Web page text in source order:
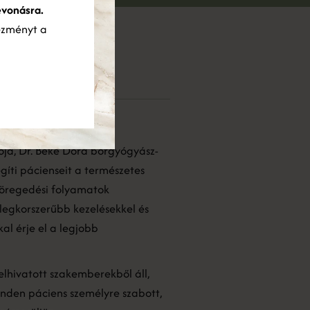
Dr. Beke Dóra bőrgyógyász-
pácienseit a természetes
folyamatok
kezelésekkel és
érje el a legjobb
szakemberekből áll,
páciens személyre szabott,
a